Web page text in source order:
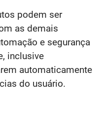
podem ser
as demais
e segurança
inclusive
automaticamente
do usuário.